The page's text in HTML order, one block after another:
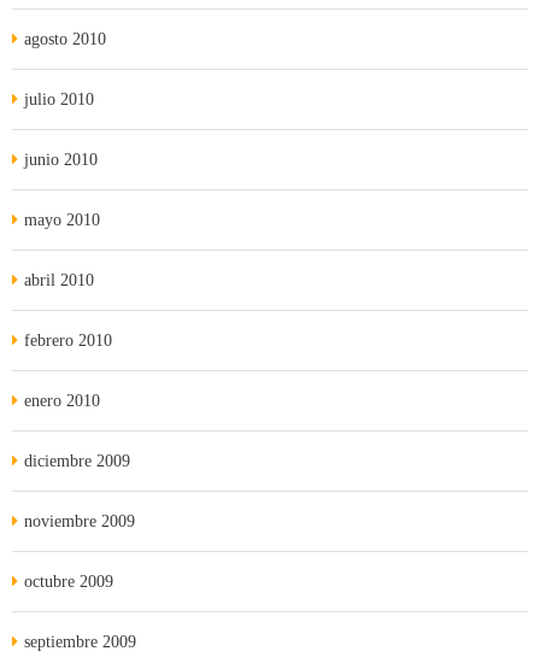
agosto 2010
julio 2010
junio 2010
mayo 2010
abril 2010
febrero 2010
enero 2010
diciembre 2009
noviembre 2009
octubre 2009
septiembre 2009